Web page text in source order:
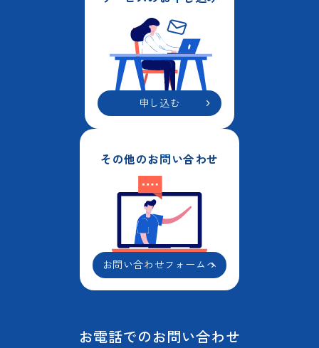
申し込む
その他のお問い合わせ
お問い合わせフォームへ
お電話でのお問い合わせ